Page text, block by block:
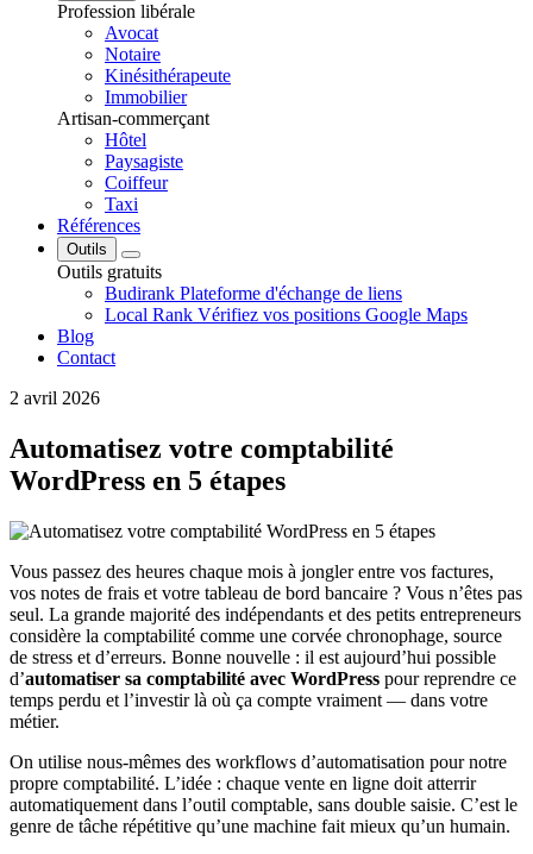
Profession libérale
Avocat
Notaire
Kinésithérapeute
Immobilier
Artisan-commerçant
Hôtel
Paysagiste
Coiffeur
Taxi
Références
Outils
Outils gratuits
Budirank Plateforme d'échange de liens
Local Rank Vérifiez vos positions Google Maps
Blog
Contact
2 avril 2026
Automatisez votre comptabilité
WordPress en 5 étapes
Vous passez des heures chaque mois à jongler entre vos factures,
vos notes de frais et votre tableau de bord bancaire ? Vous n’êtes pas
seul. La grande majorité des indépendants et des petits entrepreneurs
considère la comptabilité comme une corvée chronophage, source
de stress et d’erreurs. Bonne nouvelle : il est aujourd’hui possible
d’automatiser sa comptabilité avec WordPress pour reprendre ce
temps perdu et l’investir là où ça compte vraiment — dans votre
métier.
On utilise nous-mêmes des workflows d’automatisation pour notre
propre comptabilité. L’idée : chaque vente en ligne doit atterrir
automatiquement dans l’outil comptable, sans double saisie. C’est le
genre de tâche répétitive qu’une machine fait mieux qu’un humain.